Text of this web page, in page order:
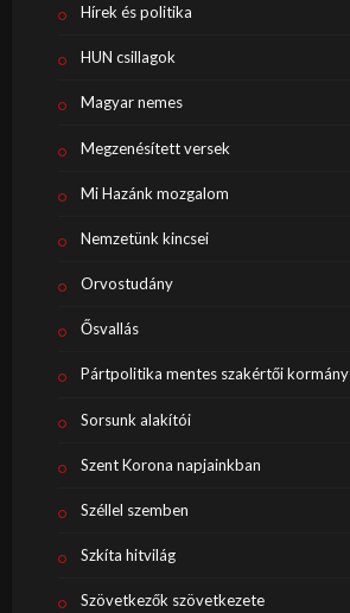
Hírek és politika
HUN csillagok
Magyar nemes
Megzenésített versek
Mi Hazánk mozgalom
Nemzetünk kincsei
Orvostudány
Ősvallás
Pártpolitika mentes szakértői kormány
Sorsunk alakítói
Szent Korona napjainkban
Széllel szemben
Szkíta hitvilág
Szövetkezők szövetkezete